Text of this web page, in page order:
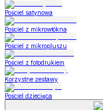
Pościel satynowa
Pościel z mikrowłókna
Pościel z mikropluszu
Pościel z fotodrukiem
Korzystne zestawy
Pościel dziecięca